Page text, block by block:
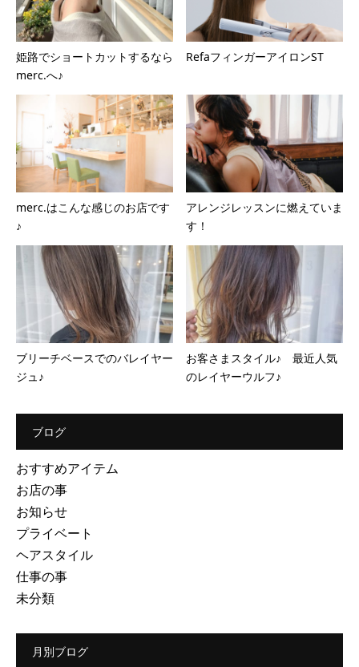
姫路でショートカットするなら
merc.へ♪
RefaフィンガーアイロンST
merc.はこんな感じのお店です
♪
アレンジレッスンに燃えていま
す！
ブリーチベースでのバレイヤー
ジュ♪
お客さまスタイル♪ 最近人気
のレイヤーウルフ♪
ブログ
おすすめアイテム
お店の事
お知らせ
プライベート
ヘアスタイル
仕事の事
未分類
月別ブログ